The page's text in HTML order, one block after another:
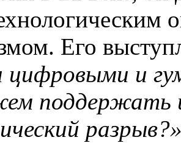
Его
цифровыми и
поддержать